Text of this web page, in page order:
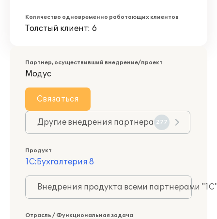
Количество одновременно работающих клиентов
Толстый клиент: 6
Партнер, осуществивший внедрение/проект
Модус
Связаться
Другие внедрения партнера 277
Продукт
1С:Бухгалтерия 8
Внедрения продукта всеми партнерами
Отрасль / Функциональная задача